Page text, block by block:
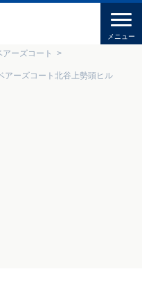
アーズコート
アーズコート北谷上勢頭ヒル